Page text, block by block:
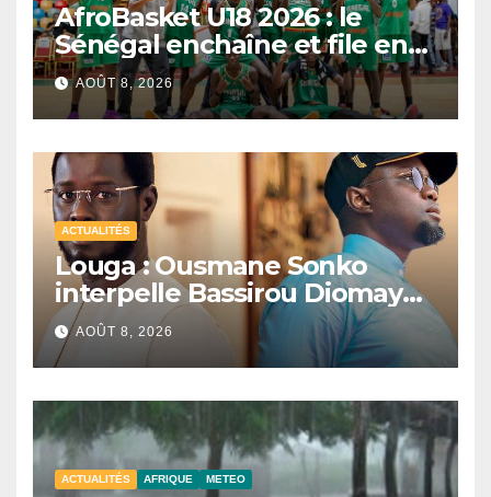
AfroBasket U18 2026 : le
Sénégal enchaîne et file en
quarts de finale
AOÛT 8, 2026
ACTUALITÉS
Louga : Ousmane Sonko
interpelle Bassirou Diomaye
Faye sur la date des élections
locales
AOÛT 8, 2026
ACTUALITÉS AFRIQUE METEO